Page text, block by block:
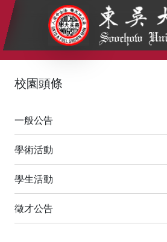
:::
校園頭條
一般公告
學術活動
學生活動
徵才公告